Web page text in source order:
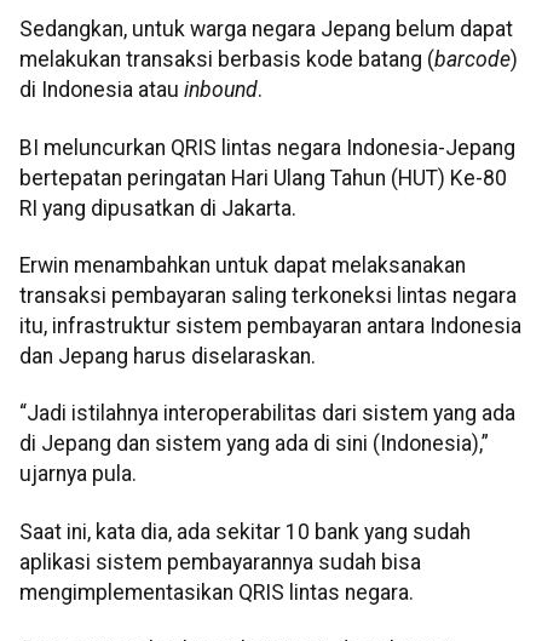
Sedangkan, untuk warga negara Jepang belum dapat
melakukan transaksi berbasis kode batang (barcode)
di Indonesia atau inbound.
BI meluncurkan QRIS lintas negara Indonesia-Jepang
bertepatan peringatan Hari Ulang Tahun (HUT) Ke-80
RI yang dipusatkan di Jakarta.
Erwin menambahkan untuk dapat melaksanakan
transaksi pembayaran saling terkoneksi lintas negara
itu, infrastruktur sistem pembayaran antara Indonesia
dan Jepang harus diselaraskan.
“Jadi istilahnya interoperabilitas dari sistem yang ada
di Jepang dan sistem yang ada di sini (Indonesia),”
ujarnya pula.
Saat ini, kata dia, ada sekitar 10 bank yang sudah
aplikasi sistem pembayarannya sudah bisa
mengimplementasikan QRIS lintas negara.